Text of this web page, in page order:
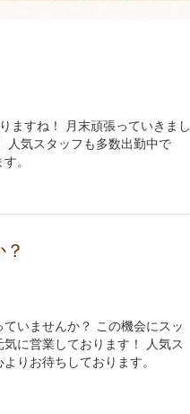
ますね！ 月末頑張っていきまし
人気スタッフも多数出勤中で
。
いませんか？ この機会にスッ
に営業しております！ 人気ス
りお待ちしております。